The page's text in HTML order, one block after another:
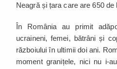
Neagră și țara care are 650
În România au primit
ucraineni, femei, bătrâni și
războiului în ultimii doi ani.
moment granițele, nici nu i-